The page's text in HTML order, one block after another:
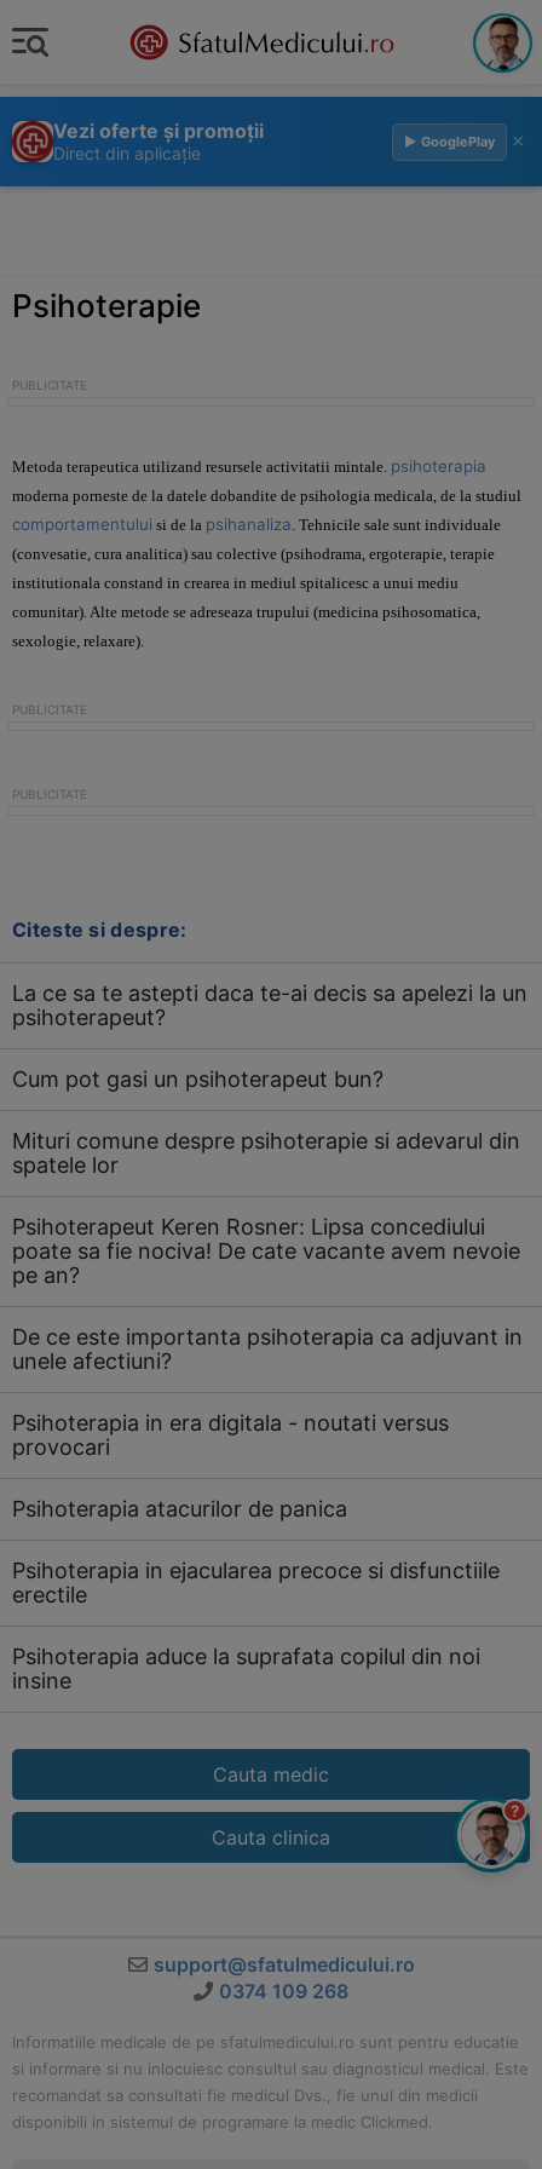
Vezi oferte și promoții
Direct din aplicație
▶ GooglePlay ×
Psihoterapie
Metoda terapeutica utilizand resursele activitatii mintale. psihoterapia
moderna porneste de la datele dobandite de psihologia medicala, de la studiul
comportamentului si de la psihanaliza. Tehnicile sale sunt individuale
(convesatie, cura analitica) sau colective (psihodrama, ergoterapie, terapie
institutionala constand in crearea in mediul spitalicesc a unui mediu
comunitar). Alte metode se adreseaza trupului (medicina psihosomatica,
sexologie, relaxare).
Citeste si despre:
La ce sa te astepti daca te-ai decis sa apelezi la un
psihoterapeut?
Cum pot gasi un psihoterapeut bun?
Mituri comune despre psihoterapie si adevarul din
spatele lor
Psihoterapeut Keren Rosner: Lipsa concediului
poate sa fie nociva! De cate vacante avem nevoie
pe an?
De ce este importanta psihoterapia ca adjuvant in
unele afectiuni?
Psihoterapia in era digitala - noutati versus
provocari
Psihoterapia atacurilor de panica
Psihoterapia in ejacularea precoce si disfunctiile
erectile
Psihoterapia aduce la suprafata copilul din noi
insine
Cauta medic
Cauta clinica
support@sfatulmedicului.ro
0374 109 268
Informatiile medicale de pe sfatulmedicului.ro sunt pentru educatie
si informare si nu inlocuiesc consultul sau diagnosticul medical. Este
recomandat sa consultati fie medicul Dvs., fie unul din medicii
disponibili in sistemul de programare la medic Clickmed.
?